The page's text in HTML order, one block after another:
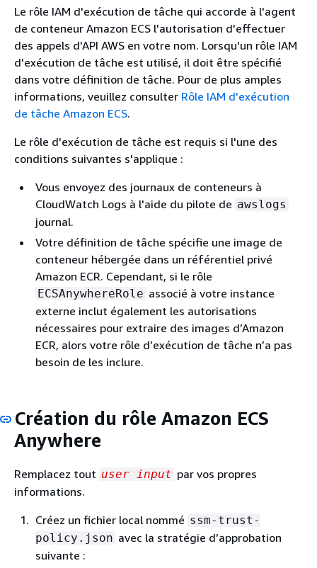
Le rôle IAM d'exécution de tâche qui accorde à l'agent
de conteneur Amazon ECS l'autorisation d'effectuer
des appels d'API AWS en votre nom. Lorsqu'un rôle IAM
d'exécution de tâche est utilisé, il doit être spécifié
dans votre définition de tâche. Pour de plus amples
informations, veuillez consulter Rôle IAM d'exécution
de tâche Amazon ECS.
Le rôle d'exécution de tâche est requis si l'une des
conditions suivantes s'applique :
Vous envoyez des journaux de conteneurs à
CloudWatch Logs à l'aide du pilote de awslogs
journal.
Votre définition de tâche spécifie une image de
conteneur hébergée dans un référentiel privé
Amazon ECR. Cependant, si le rôle
ECSAnywhereRole associé à votre instance
externe inclut également les autorisations
nécessaires pour extraire des images d’Amazon
ECR, alors votre rôle d’exécution de tâche n’a pas
besoin de les inclure.
Création du rôle Amazon ECS
Anywhere
Remplacez tout user input par vos propres
informations.
Créez un fichier local nommé ssm-trust-
policy.json avec la stratégie d’approbation
suivante :